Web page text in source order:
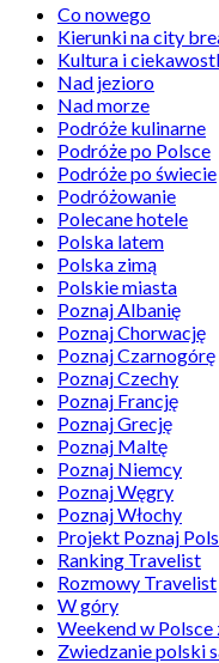
Co nowego
Kierunki na city
Kultura i
Nad jezioro
Nad morze
Podróże kulinarne
Podróże po Polsce
Podróże po świecie
Podróżowanie
Polecane hotele
Polska latem
Polska zimą
Polskie miasta
Poznaj Albanię
Poznaj Chorwację
Poznaj Czarnogórę
Poznaj Czechy
Poznaj Francję
Poznaj Grecję
Poznaj Maltę
Poznaj Niemcy
Poznaj Węgry
Poznaj Włochy
Projekt Poznaj
Ranking Travelist
Rozmowy Travelist
W góry
Weekend w
Zwiedzanie polski